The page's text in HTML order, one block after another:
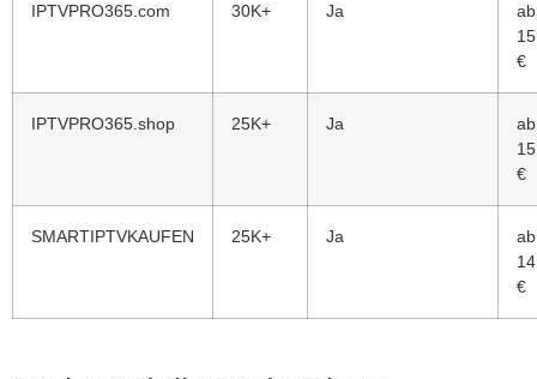
IPTVPRO365.com 30K+ Ja
ab
€
IPTVPRO365.shop 25K+ Ja
ab
€
SMARTIPTVKAUFEN 25K+ Ja
ab
€